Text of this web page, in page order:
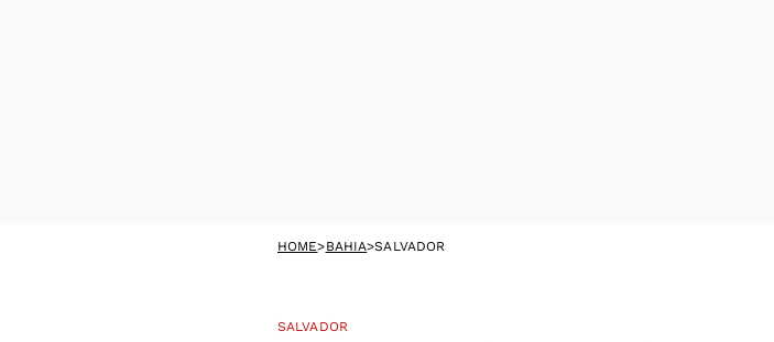
HOME>BAHIA>SALVADOR
SALVADOR